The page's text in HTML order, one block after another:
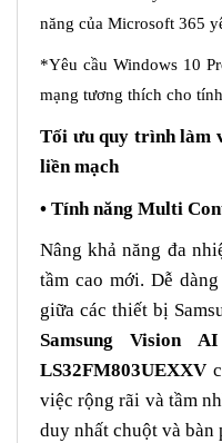
năng của Microsoft 365
*Yêu cầu Windows 10
mạng tương thích cho
Tối ưu quy trình làm
liền mạch
• Tính năng Multi
Nâng khả năng đa
tầm cao mới. Dễ
giữa các thiết bị
Samsung Vision
LS32FM803UEXXV
việc rộng rãi và tầm
duy nhất chuột và bàn